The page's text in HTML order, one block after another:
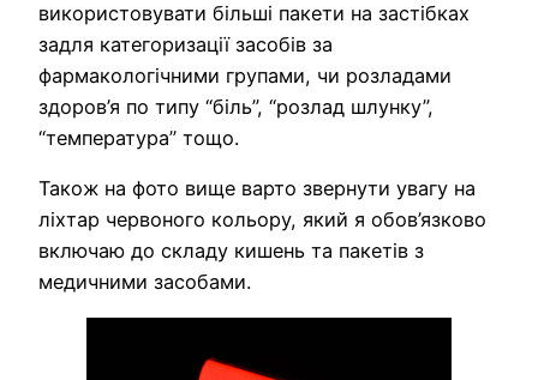
використовувати більші пакети на застібках
задля категоризації засобів за
фармакологічними групами, чи розладами
здоров’я по типу “біль”, “розлад шлунку”,
“температура” тощо.
Також на фото вище варто звернути увагу на
ліхтар червоного кольору, який я обов’язково
включаю до складу кишень та пакетів з
медичними засобами.